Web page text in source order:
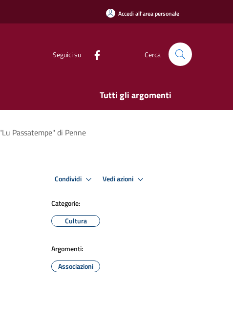
Accedi all'area personale
Seguici su Cerca
Tutti gli argomenti
Passatempe" di Penne
Condividi Vedi azioni
Categorie:
Cultura
Argomenti:
Associazioni